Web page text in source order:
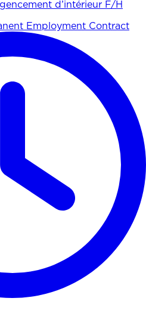
d’intérieur F/H
Employment Contract